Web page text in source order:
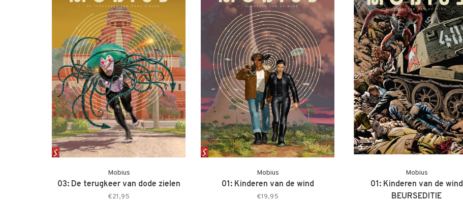
Mobius
03: De terugkeer van dode zielen
€21,95
Mobius
01: Kinderen van de wind
€19,95
Mobius
01: Kinderen van de wind
BEURSEDITIE